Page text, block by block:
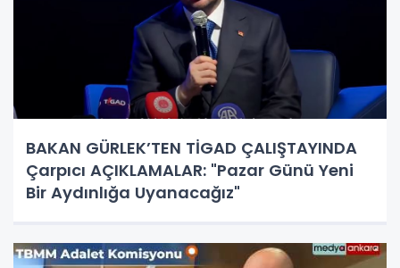
BAKAN GÜRLEK’TEN TİGAD ÇALIŞTAYINDA
Çarpıcı AÇIKLAMALAR: "Pazar Günü Yeni
Bir Aydınlığa Uyanacağız"